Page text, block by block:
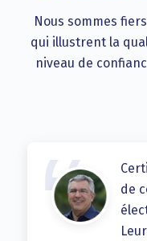
Nous sommes
qui illustrent la
niveau de
de